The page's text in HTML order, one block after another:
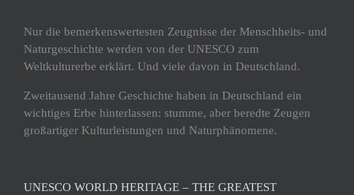
Nur die bemerkenswertesten Zeugnisse der Menschheits- und
Naturgeschichte werden von der UNESCO zum
Weltkulturerbe erklärt. Und viele davon in Deutschland.
Zweitausend Jahre Geschichte haben in Deutschland ein
wichtiges Erbe hinterlassen: stumme, aber beredte Zeugen
großartiger Kulturleistungen und Naturphänomene.
UNESCO WORLD HERITAGE – THE GREATEST